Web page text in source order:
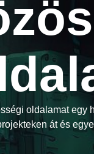
oldalamat
át és